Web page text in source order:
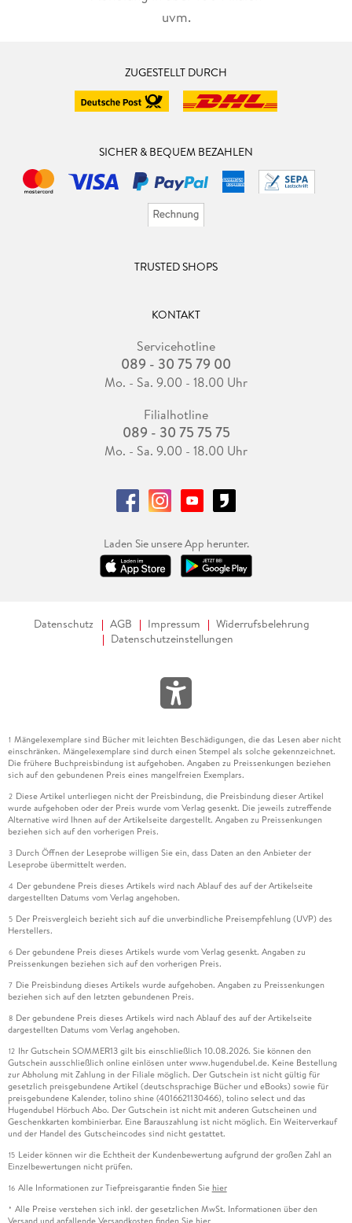
uvm.
ZUGESTELLT DURCH
SICHER & BEQUEM BEZAHLEN
TRUSTED SHOPS
KONTAKT
Servicehotline
089 - 30 75 79 00
Mo. - Sa. 9.00 - 18.00 Uhr
Filialhotline
089 - 30 75 75 75
Mo. - Sa. 9.00 - 18.00 Uhr
Laden Sie unsere App herunter.
Datenschutz AGB Impressum
Widerrufsbelehrung
Datenschutzeinstellungen
1 Mängelexemplare sind Bücher mit leichten Beschädigungen, die das Lesen aber nicht
einschränken. Mängelexemplare sind durch einen Stempel als solche gekennzeichnet.
Die frühere Buchpreisbindung ist aufgehoben. Angaben zu Preissenkungen beziehen
sich auf den gebundenen Preis eines mangelfreien Exemplars.
2 Diese Artikel unterliegen nicht der Preisbindung, die Preisbindung dieser Artikel
wurde aufgehoben oder der Preis wurde vom Verlag gesenkt. Die jeweils zutreffende
Alternative wird Ihnen auf der Artikelseite dargestellt. Angaben zu Preissenkungen
beziehen sich auf den vorherigen Preis.
3 Durch Öffnen der Leseprobe willigen Sie ein, dass Daten an den Anbieter der
Leseprobe übermittelt werden.
4 Der gebundene Preis dieses Artikels wird nach Ablauf des auf der Artikelseite
dargestellten Datums vom Verlag angehoben.
5 Der Preisvergleich bezieht sich auf die unverbindliche Preisempfehlung (UVP) des
Herstellers.
6 Der gebundene Preis dieses Artikels wurde vom Verlag gesenkt. Angaben zu
Preissenkungen beziehen sich auf den vorherigen Preis.
7 Die Preisbindung dieses Artikels wurde aufgehoben. Angaben zu Preissenkungen
beziehen sich auf den letzten gebundenen Preis.
8 Der gebundene Preis dieses Artikels wird nach Ablauf des auf der Artikelseite
dargestellten Datums vom Verlag angehoben.
12 Ihr Gutschein SOMMER13 gilt bis einschließlich 10.08.2026. Sie können den
Gutschein ausschließlich online einlösen unter www.hugendubel.de. Keine Bestellung
zur Abholung mit Zahlung in der Filiale möglich. Der Gutschein ist nicht gültig für
gesetzlich preisgebundene Artikel (deutschsprachige Bücher und eBooks) sowie für
preisgebundene Kalender, tolino shine (4016621130466), tolino select und das
Hugendubel Hörbuch Abo. Der Gutschein ist nicht mit anderen Gutscheinen und
Geschenkkarten kombinierbar. Eine Barauszahlung ist nicht möglich. Ein Weiterverkauf
und der Handel des Gutscheincodes sind nicht gestattet.
15 Leider können wir die Echtheit der Kundenbewertung aufgrund der großen Zahl an
Einzelbewertungen nicht prüfen.
16 Alle Informationen zur Tiefpreisgarantie finden Sie hier
* Alle Preise verstehen sich inkl. der gesetzlichen MwSt. Informationen über den